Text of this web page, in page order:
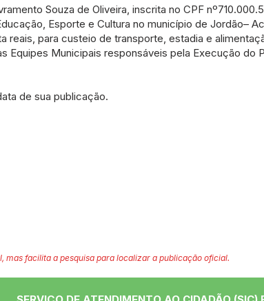
Souza de Oliveira, inscrita no CPF
Esporte e Cultura no município de Jordão–
reais, para custeio de transporte, estadia e
Equipes Municipais responsáveis pela Execução do
de sua publicação.
mas facilita a pesquisa para localizar a publicação oficial.